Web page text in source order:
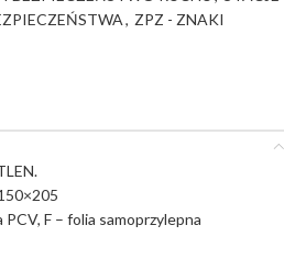
, ZPZ - ZNAKI
F – folia samoprzylepna